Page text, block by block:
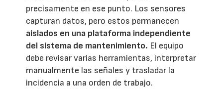
precisamente en ese punto. Los sensores
capturan datos, pero estos permanecen
aislados en una plataforma independiente
del sistema de mantenimiento. El equipo
debe revisar varias herramientas, interpretar
manualmente las señales y trasladar la
incidencia a una orden de trabajo.